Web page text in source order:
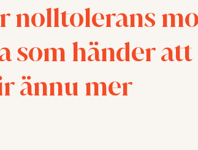
nolltolerans
som händer att
ännu mer